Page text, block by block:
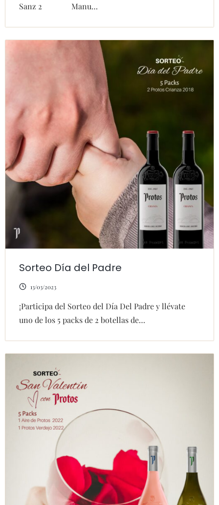
Sanz 2 Manu…
Sorteo Día del Padre
13/03/2023
¡Participa del Sorteo del Día Del Padre y llévate
uno de los 5 packs de 2 botellas de…